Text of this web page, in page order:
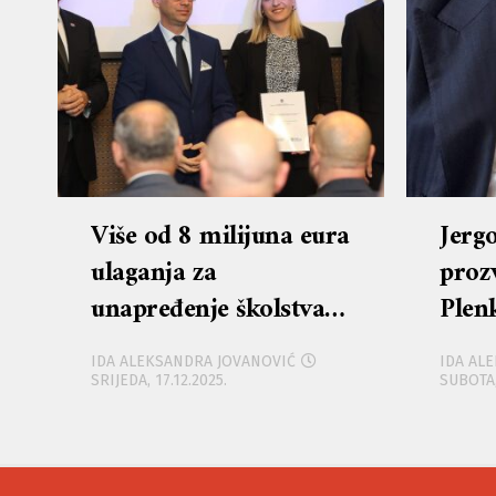
Više od 8 milijuna eura
ulaganja za
unapređenje školstva u
Ličko-senjskoj županiji
IDA ALEKSANDRA JOVANOVIĆ
SRIJEDA, 17.12.2025.
IDA